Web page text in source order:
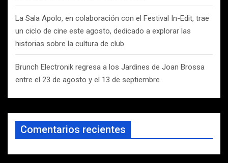
La Sala Apolo, en colaboración con el Festival In-Edit, trae
un ciclo de cine este agosto, dedicado a explorar las
historias sobre la cultura de club
Brunch Electronik regresa a los Jardines de Joan Brossa
entre el 23 de agosto y el 13 de septiembre
Comentarios recientes